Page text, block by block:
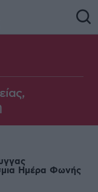
Ημέρα Φωνής